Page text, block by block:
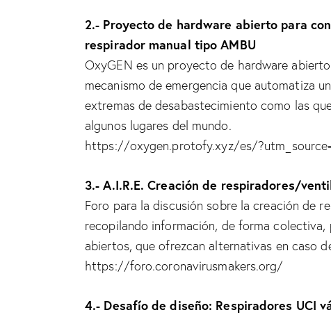
2.- Proyecto de hardware abierto para
respirador manual tipo AMBU
OxyGEN es un proyecto de hardware
mecanismo de emergencia que automatiza
extremas de desabastecimiento como las
algunos lugares del mundo.
https://oxygen.protofy.xyz/es/
3.- A.I.R.E. Creación de respiradores/
Foro para la discusión sobre la creación de
recopilando información, de forma
abiertos, que ofrezcan alternativas en caso
https://foro.coronavirusmakers.org/
4.- Desafío de diseño: Respiradores UCI